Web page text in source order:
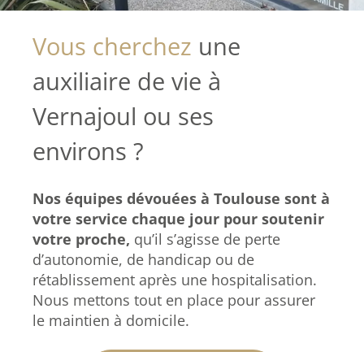
Vous cherchez une
auxiliaire de vie à
Vernajoul ou ses
environs ?
Nos équipes dévouées à Toulouse sont à
votre service chaque jour pour soutenir
votre proche, qu’il s’agisse de perte
d’autonomie, de handicap ou de
rétablissement après une hospitalisation.
Nous mettons tout en place pour assurer
le maintien à domicile.